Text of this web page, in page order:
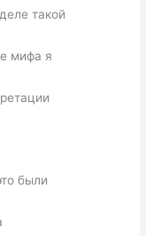
такой
мифа я
были